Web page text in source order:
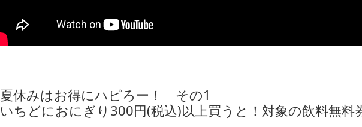
夏休みはお得にハピろー！ その1
いちどにおにぎり300円(税込)以上買うと！対象の飲料無料